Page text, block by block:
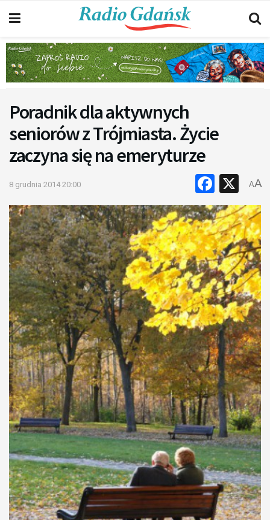
Poradnik dla aktywnych
seniorów z Trójmiasta. Życie
zaczyna się na emeryturze
8 grudnia 2014 20:00 X
AA